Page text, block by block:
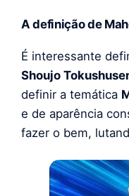
A definição de
É interessante
Shoujo
definir a temática
e de aparência
fazer o bem,